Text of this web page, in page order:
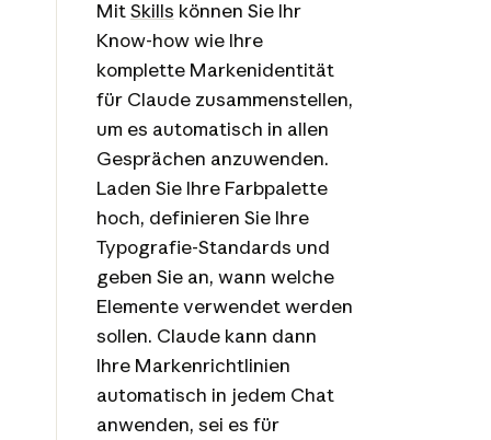
MitSkills können Sie Ihr
Know-how wie Ihre
komplette Markenidentität
für Claude zusammenstellen,
um es automatisch in allen
Gesprächen anzuwenden.
Laden Sie Ihre Farbpalette
hoch, definieren Sie Ihre
Typografie-Standards und
geben Sie an, wann welche
Elemente verwendet werden
sollen. Claude kann dann
Ihre Markenrichtlinien
automatisch in jedem Chat
anwenden, sei es für